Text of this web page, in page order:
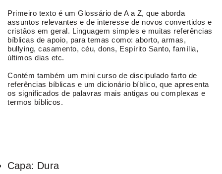
Primeiro texto é um Glossário de A a Z, que aborda
assuntos relevantes e de interesse de novos convertidos e
cristãos em geral. Linguagem simples e muitas referências
bíblicas de apoio, para temas como: aborto, armas,
bullying, casamento, céu, dons, Espírito Santo, família,
últimos dias etc.
Contém também um mini curso de discipulado farto de
referências bíblicas e um dicionário bíblico, que apresenta
os significados de palavras mais antigas ou complexas e
termos bíblicos.
Capa: Dura